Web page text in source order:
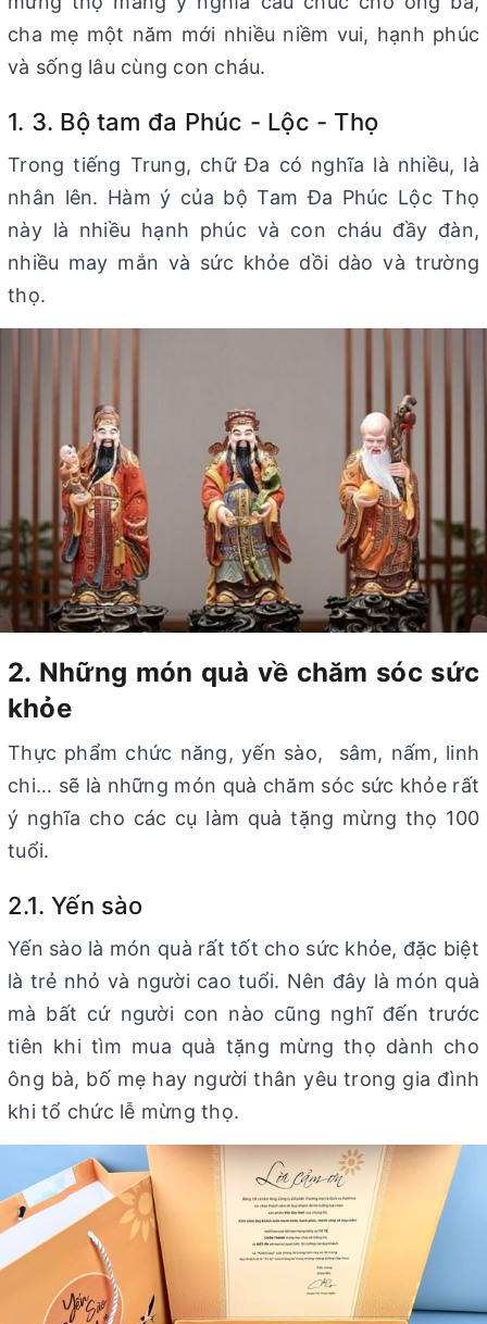
cha mẹ một năm mới nhiều niềm vui, hạnh phúc
và sống lâu cùng con cháu.
1. 3. Bộ tam đa Phúc - Lộc - Thọ
Trong tiếng Trung, chữ Đa có nghĩa là nhiều, là
nhân lên. Hàm ý của bộ Tam Đa Phúc Lộc Thọ
này là nhiều hạnh phúc và con cháu đầy đàn,
nhiều may mắn và sức khỏe dồi dào và trường
thọ.
2. Những món quà về chăm sóc sức
khỏe
Thực phẩm chức năng, yến sào, sâm, nấm, linh
chi… sẽ là những món quà chăm sóc sức khỏe rất
ý nghĩa cho các cụ làm quà tặng mừng thọ 100
tuổi.
2.1. Yến sào
Yến sào là món quà rất tốt cho sức khỏe, đặc biệt
là trẻ nhỏ và người cao tuổi. Nên đây là món quà
mà bất cứ người con nào cũng nghĩ đến trước
tiên khi tìm mua quà tặng mừng thọ dành cho
ông bà, bố mẹ hay người thân yêu trong gia đình
khi tổ chức lễ mừng thọ.